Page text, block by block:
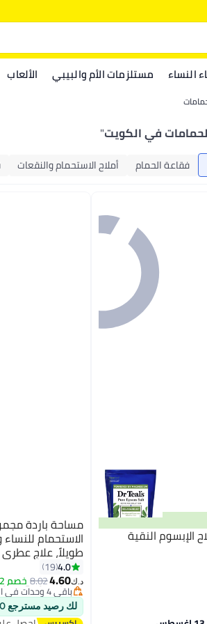
النساء مستلزمات الأم والبيبي الألعاب
في الكويت"
فقاعة الحمام أملاح الاستحمام والنقعات
الإبسوم النقية الاستحمام للنساء
طويلاً، علاج
استحمام كبيرة
العضوية
4.0
19
د.ك‏4.60
8.02خصم 42%
#1 في قنابل الاستحمام
أقل سعر في 30 يوم
باقي 4 وحدات في المخزون
تم بيع +50 مؤخرًا
#1 في قنابل الاستحمام
لك رصيد مسترجع 10%